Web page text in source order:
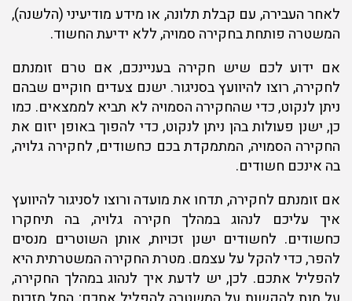
לאחר העבירה, עם קבלת תלונה, או מידע מודיעיני (הלשנה),
המשטרה פותחת בחקירה סמויה, ללא ידיעת החשוד.
אם ידוע לכם שיש חקירה בעניינכם, אם טרם זומנתם
לחקירה, רוצו להיוועץ בסניגור. ישנם צעדים חוקיים שבהם
ניתן לנקוט, כדי שהחקירה הסמויה לא תביא לממצאים. כמו
כן, ישנן פעולות בהן ניתן לנקוט, כדי להפוך באופן יזום את
החקירה הסמויה, המתמקדת בכם כחשודים, לחקירה גלויה,
בה אינכם חשודים.
אם זומנתם לחקירה, תדחו את מועדה ורוצו לסניגור להיוועץ
איך עליכם לנהוג במהלך חקירה גלויה, בה תיחקרו
כחשודים. לחשודים ישנן זכויות, אותן השוטרים מנסים
להפר, כדי להקל על עצמם. מטרת החקירה המשטרתית היא
להפליל אתכם. לכן, יש לדעת איך לנהוג במהלך החקירה,